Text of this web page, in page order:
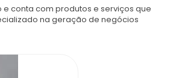
conta com produtos e serviços que
na geração de negócios